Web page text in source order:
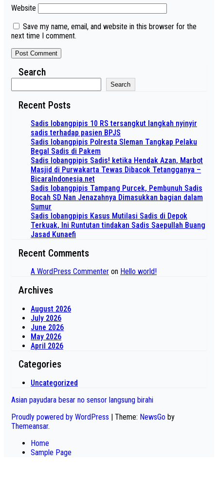
Website
Save my name, email, and website in this browser for the
next time I comment.
Search
Search
Recent Posts
Sadis lobangpipis 10 RS tersangkut langkah nyinyir
sadis terhadap pasien BPJS
Sadis lobangpipis Polresta Sleman Tangkap Pelaku
Begal Sadis di Pakem
Sadis lobangpipis Sadis! ketika Hendak Azan, Marbot
Masjid di Purwakarta Tewas Dibacok Tetangganya –
BicaraIndonesia.net
Sadis lobangpipis Tampang Purcek, Pembunuh Sadis
Bocah SD Nan Jenazahnya Dimasukkan bagian dalam
Sumur
Sadis lobangpipis Kasus Mutilasi Sadis di Depok
Terkuak, Ini Runtutan tindakan Sadis Saepullah Buang
Jasad Kunaefi
Recent Comments
A WordPress Commenter on Hello world!
Archives
August 2026
July 2026
June 2026
May 2026
April 2026
Categories
Uncategorized
Asian payudara besar no sensor langsung birahi
Proudly powered by WordPress | Theme: NewsGo by
Themeansar.
Home
Sample Page